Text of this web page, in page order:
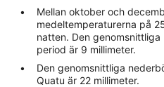
Mellan oktober och
medeltemperaturerna på
natten. Den
period är 9 millimeter.
Den genomsnittliga
Quatu är 22 millimeter.